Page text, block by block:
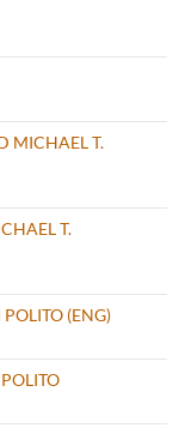
MICHAEL T.
T.
POLITO (ENG)